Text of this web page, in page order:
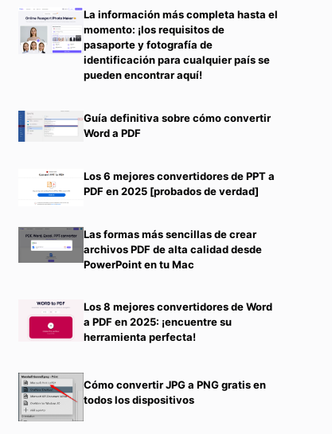
La información más completa hasta el
momento: ¡los requisitos de
pasaporte y fotografía de
identificación para cualquier país se
pueden encontrar aquí!
Guía definitiva sobre cómo convertir
Word a PDF
Los 6 mejores convertidores de PPT a
PDF en 2025 [probados de verdad]
Las formas más sencillas de crear
archivos PDF de alta calidad desde
PowerPoint en tu Mac
Los 8 mejores convertidores de Word
a PDF en 2025: ¡encuentre su
herramienta perfecta!
Cómo convertir JPG a PNG gratis en
todos los dispositivos